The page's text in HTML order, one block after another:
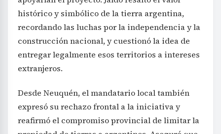
histórico y simbólico de la tierra argentina,
recordando las luchas por la independencia y la
construcción nacional, y cuestionó la idea de
entregar legalmente esos territorios a intereses
extranjeros.
Desde Neuquén, el mandatario local también
expresó su rechazo frontal a la iniciativa y
reafirmó el compromiso provincial de limitar la